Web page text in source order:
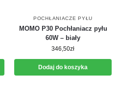
POCHŁANIACZE PYŁU
MOMO P30 Pochłaniacz pyłu
60W – biały
346,50zł
Dodaj do koszyka